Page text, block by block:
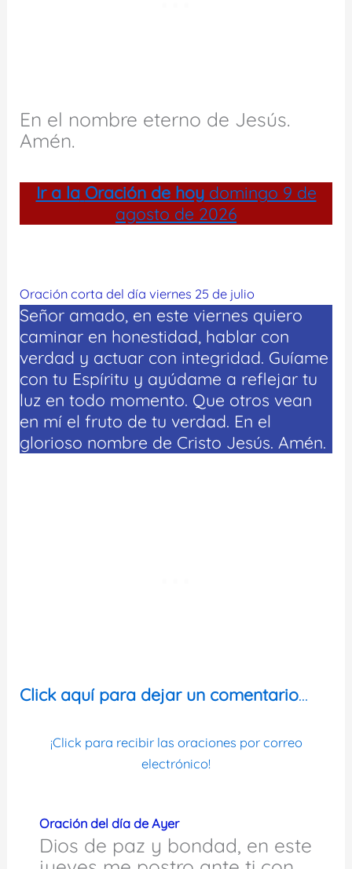
En el nombre eterno de Jesús.
Amén.
Ir a la Oración de hoydomingo 9 de
agosto de 2026
Oración corta del día viernes 25 de julio
Señor amado, en este viernes quiero
caminar en honestidad, hablar con
verdad y actuar con integridad. Guíame
con tu Espíritu y ayúdame a reflejar tu
luz en todo momento. Que otros vean
en mí el fruto de tu verdad. En el
glorioso nombre de Cristo Jesús. Amén.
Click aquí para dejar un comentario…
¡Click para recibir las oraciones por correo
electrónico!
Oración del día de Ayer
Dios de paz y bondad, en este